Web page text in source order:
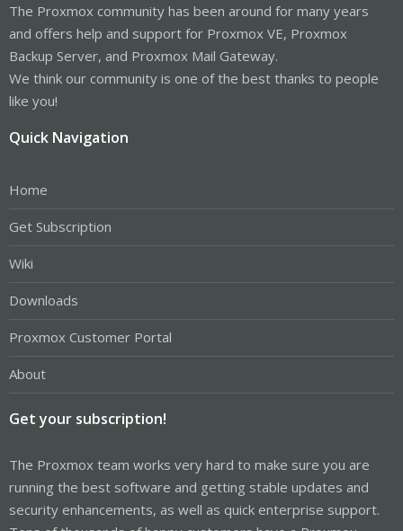
The Proxmox community has been around for many years
and offers help and support for Proxmox VE, Proxmox
Backup Server, and Proxmox Mail Gateway.
We think our community is one of the best thanks to people
like you!
Quick Navigation
Home
Get Subscription
Wiki
Downloads
Proxmox Customer Portal
About
Get your subscription!
The Proxmox team works very hard to make sure you are
running the best software and getting stable updates and
security enhancements, as well as quick enterprise support.